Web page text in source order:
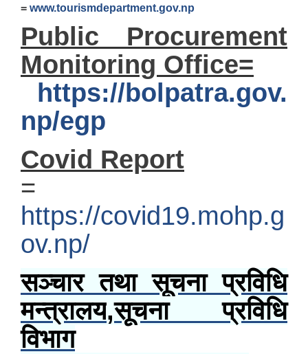
= www.tourismdepartment.gov.np
Public Procurement
Monitoring Office=
https://bolpatra.gov.
np/egp
Covid Report
=
https://covid19.mohp.g
ov.np/
सञ्चार तथा सूचना प्रविधि
मन्त्रालय,सूचना प्रविधि
विभाग